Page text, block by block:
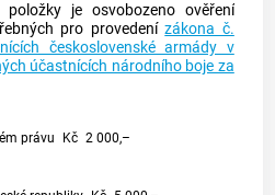
je osvobozeno ověření
pro provedenízákona č.
československé armády v
účastnících národního boje za
právu Kč 2 000,–